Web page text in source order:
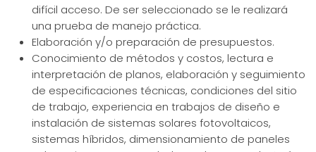
difícil acceso. De ser seleccionado se le realizará
una prueba de manejo práctica.
Elaboración y/o preparación de presupuestos.
Conocimiento de métodos y costos, lectura e
interpretación de planos, elaboración y seguimiento
de especificaciones técnicas, condiciones del sitio
de trabajo, experiencia en trabajos de diseño e
instalación de sistemas solares fotovoltaicos,
sistemas híbridos, dimensionamiento de paneles